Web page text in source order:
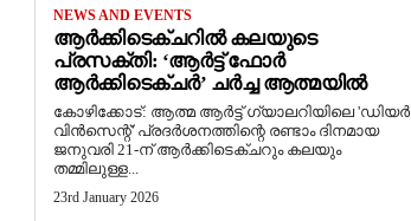
NEWS AND EVENTS
ആർക്കിടെക്ചറിൽ കലയുടെ
പ്രസക്തി: ‘ആർട്ട് ഫോർ
ആർക്കിടെക്ചർ’ ചർച്ച ആത്മയിൽ
​കോഴിക്കോട്: ആത്മ ആർട്ട് ഗ്യാലറിയിലെ 'ഡിയർ
വിൻസെന്റ്' പ്രദർശനത്തിന്റെ രണ്ടാം ദിനമായ
ജനുവരി 21-ന് ആർക്കിടെക്ചറും കലയും
തമ്മിലുള്ള...
23rd January 2026